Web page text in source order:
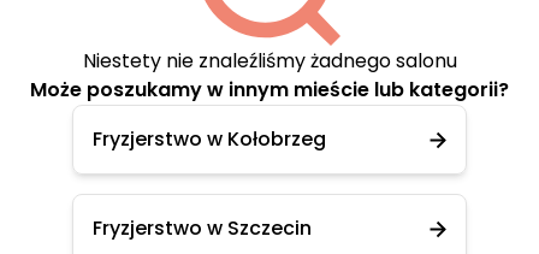
Niestety nie znaleźliśmy żadnego salonu
Może poszukamy w innym mieście lub kategorii?
Fryzjerstwo w Kołobrzeg
Fryzjerstwo w Szczecin